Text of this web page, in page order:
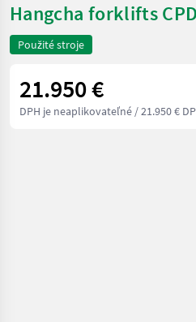
Hangcha forklifts
Použité stroje
21.950 €
DPH je neaplikovateľné / 21.950 €